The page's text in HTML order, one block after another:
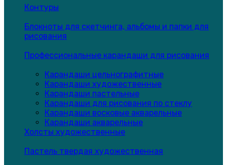
Контуры
Блокноты для скетчинга, альбомы и папки для
рисования
Профессиональные карандаши для рисования
Карандаши цельнографитные
Карандаши художественные
Карандаши пастельные
Карандаши для рисования по стеклу
Карандаши восковые акварельные
Карандаши акварельные
Холсты художественные
Пастель твердая художественная